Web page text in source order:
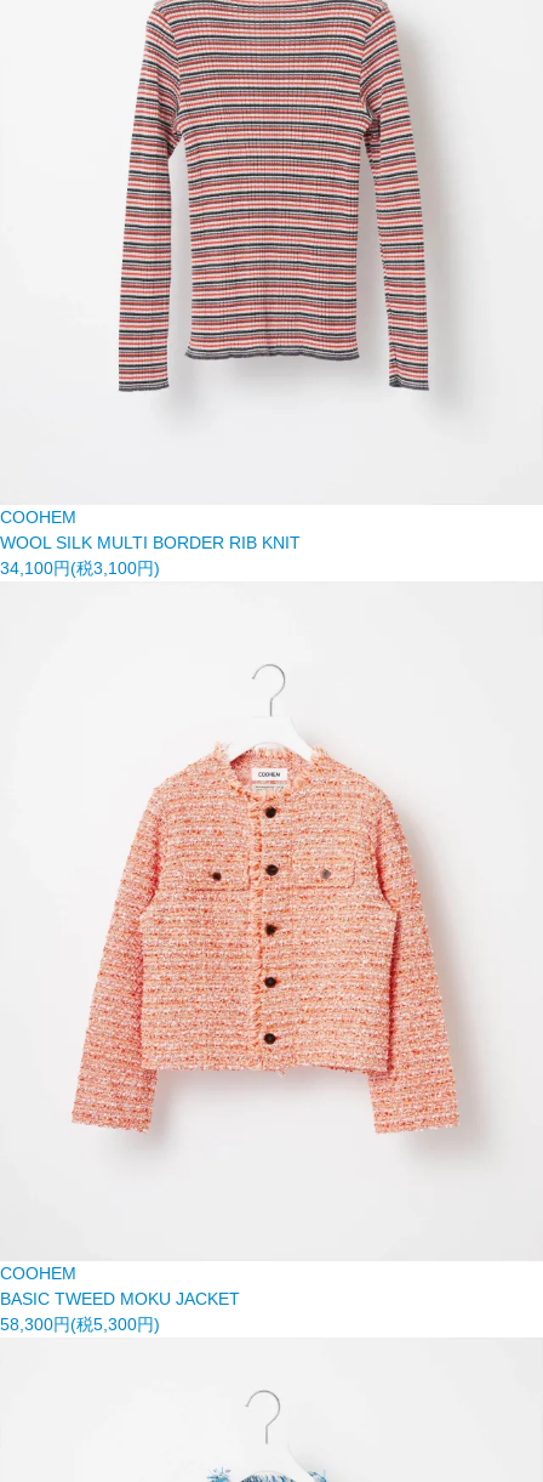
COOHEM
WOOL SILK MULTI BORDER RIB KNIT
34,100円(税3,100円)
COOHEM
BASIC TWEED MOKU JACKET
58,300円(税5,300円)